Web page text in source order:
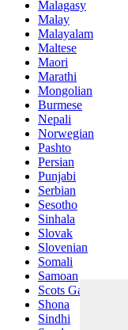
Malagasy
Malay
Malayalam
Maltese
Maori
Marathi
Mongolian
Burmese
Nepali
Norwegian
Pashto
Persian
Punjabi
Serbian
Sesotho
Sinhala
Slovak
Slovenian
Somali
Samoan
Scots Gaelic
Shona
Sindhi